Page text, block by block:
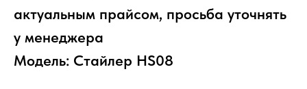
актуальным прайсом, просьба уточнять
у менеджера
Модель: Стайлер HS08